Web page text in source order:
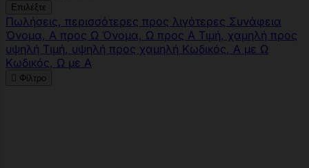
Επιλέξτε
Πωλήσεις, περισσότερες προς λιγότερες Συνάφεια
Όνομα, Α προς Ω Όνομα, Ω προς Α Τιμή, χαμηλή προς
υψηλή Τιμή, υψηλή προς χαμηλή Κωδικός, Α με Ω
Κωδικός, Ω με Α
 Φίλτρο